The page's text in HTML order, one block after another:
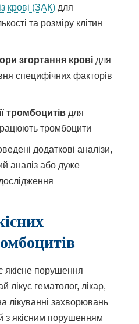
крові (ЗАК)для
та розміру клітин
згортання кровідля
специфічних факторів
тромбоцитівдля
тромбоцити
додаткові аналізи,
аналіз або дуже
якісне порушення
лікує гематолог, лікар,
лікуванні захворювань
з якісним порушенням